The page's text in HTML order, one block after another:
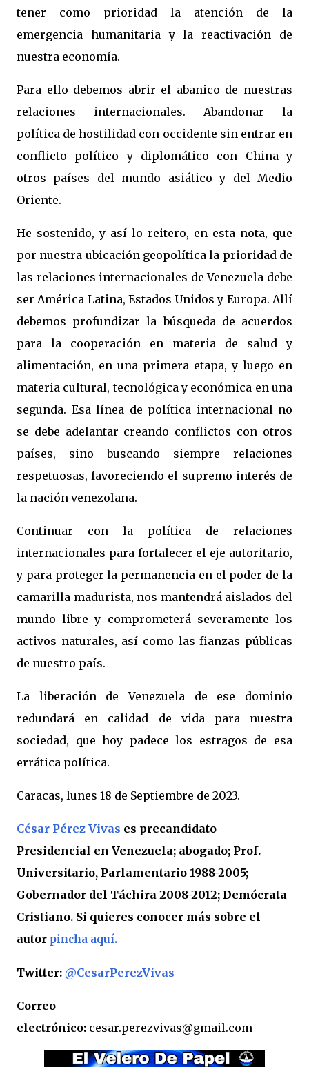
tener como prioridad la atención de la
emergencia humanitaria y la reactivación de
nuestra economía.
Para ello debemos abrir el abanico de nuestras
relaciones internacionales. Abandonar la
política de hostilidad con occidente sin entrar en
conflicto político y diplomático con China y
otros países del mundo asiático y del Medio
Oriente.
He sostenido, y así lo reitero, en esta nota, que
por nuestra ubicación geopolítica la prioridad de
las relaciones internacionales de Venezuela debe
ser América Latina, Estados Unidos y Europa. Allí
debemos profundizar la búsqueda de acuerdos
para la cooperación en materia de salud y
alimentación, en una primera etapa, y luego en
materia cultural, tecnológica y económica en una
segunda. Esa línea de política internacional no
se debe adelantar creando conflictos con otros
países, sino buscando siempre relaciones
respetuosas, favoreciendo el supremo interés de
la nación venezolana.
Continuar con la política de relaciones
internacionales para fortalecer el eje autoritario,
y para proteger la permanencia en el poder de la
camarilla madurista, nos mantendrá aislados del
mundo libre y comprometerá severamente los
activos naturales, así como las fianzas públicas
de nuestro país.
La liberación de Venezuela de ese dominio
redundará en calidad de vida para nuestra
sociedad, que hoy padece los estragos de esa
errática política.
Caracas, lunes 18 de Septiembre de 2023.
César Pérez Vivas es precandidato
Presidencial en Venezuela; abogado; Prof.
Universitario, Parlamentario 1988-2005;
Gobernador del Táchira 2008-2012; Demócrata
Cristiano. Si quieres conocer más sobre el
autor pincha aquí.
Twitter: @CesarPerezVivas
Correo
electrónico: cesar.perezvivas@gmail.com